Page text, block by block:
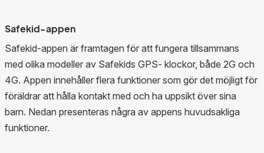
Safekid-appen
Safekid-appen är framtagen för att fungera tillsammans
med olika modeller av Safekids GPS- klockor, både 2G och
4G. Appen innehåller flera funktioner som gör det möjligt för
föräldrar att hålla kontakt med och ha uppsikt över sina
barn. Nedan presenteras några av appens huvudsakliga
funktioner.